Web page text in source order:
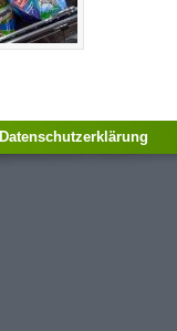
Datenschutzerklärung